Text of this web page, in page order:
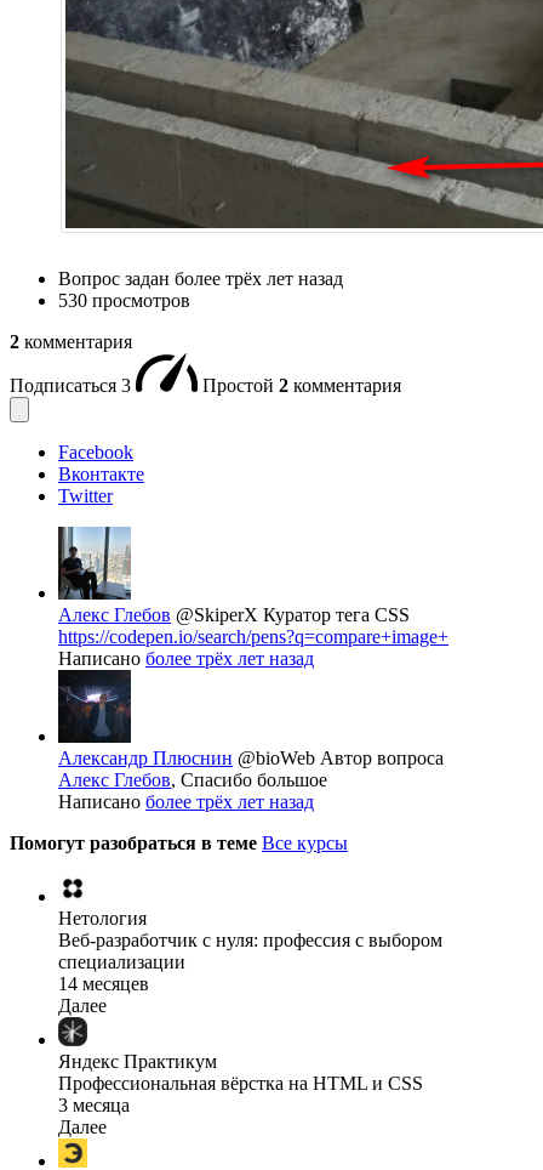
Вопрос задан более трёх лет назад
530 просмотров
2 комментария
Подписаться 3 Простой 2 комментария
Facebook
Вконтакте
Twitter
Алекс Глебов @SkiperX Куратор тега CSS
https://codepen.io/search/pens?q=compare+image+
Написано более трёх лет назад
Александр Плюснин @bioWeb Автор вопроса
Алекс Глебов, Спасибо большое
Написано более трёх лет назад
Помогут разобраться в теме Все курсы
Нетология
Веб-разработчик с нуля: профессия с выбором
специализации
14 месяцев
Далее
Яндекс Практикум
Профессиональная вёрстка на HTML и CSS
3 месяца
Далее